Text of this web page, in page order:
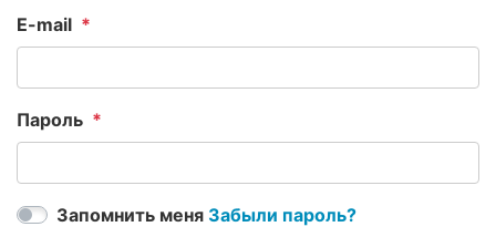
E-mail
Пароль
Запомнить меня Забыли пароль?